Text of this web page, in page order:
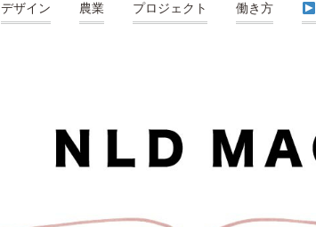
デザイン 農業 プロジェクト 働き方